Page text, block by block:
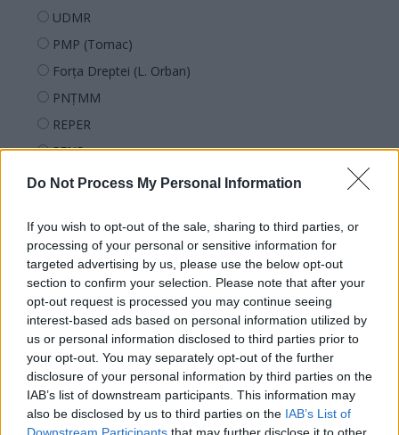
Do Not Process My Personal Information
If you wish to opt-out of the sale, sharing to third parties, or
processing of your personal or sensitive information for
targeted advertising by us, please use the below opt-out
section to confirm your selection. Please note that after your
opt-out request is processed you may continue seeing
interest-based ads based on personal information utilized by
us or personal information disclosed to third parties prior to
your opt-out. You may separately opt-out of the further
disclosure of your personal information by third parties on the
IAB’s list of downstream participants. This information may
also be disclosed by us to third parties on the IAB’s List of
Downstream Participants that may further disclose it to other
UDMR
PMP (Tomac)
Forța Dreptei (L. Orban)
PNȚMM
REPER
SENS
SOS (Șoșoacă)
PACE (Peia)
Acțiunea Conservatoare (Târziu)
PDF (Lazarus)
PUSL (D. Voiculescu)
PNȚCD (Pavelescu)
PNCR (Terheș)
Partidul Patrioților (Surugiu)
FAR (Coarnă)